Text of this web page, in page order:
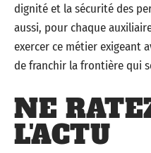
dignité et la sécurité des
aussi, pour chaque
exercer ce métier exigeant
de franchir la frontière qui
NE
L'ACTU